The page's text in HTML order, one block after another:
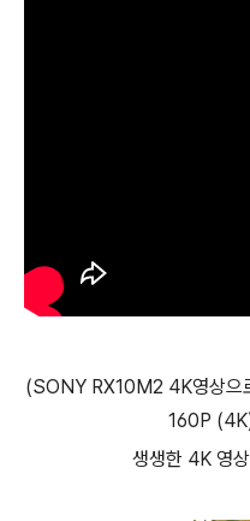
(SONY RX10M2 4K영상으
160P
생생한 4K 영